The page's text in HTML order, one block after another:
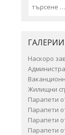
ГАЛЕРИИ
Наскоро
Жилищни
Парапети
Парапети
Парапети
Парапети